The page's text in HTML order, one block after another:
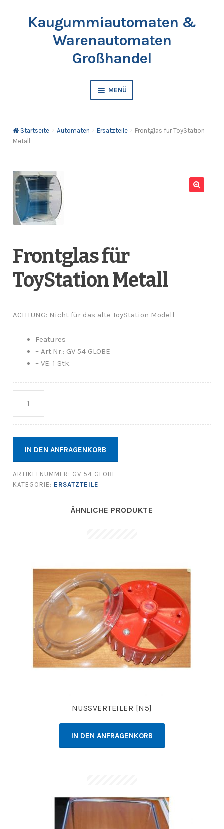
SpringeKaugummiautomaten &
Warenautomaten
Großhandel
MENÜ
Kaugummis
Kapselfüllware
Katalog & Preisliste bestellen
Startseite Automaten Ersatzteile
Frontglas für ToyStation
Metall
Frontglas für
ToyStation Metall
ACHTUNG: Nicht für das alte ToyStation Modell
Features
– Art.Nr.: GV 54 GLOBE
– VE: 1 Stk.
IN DEN ANFRAGENKORB
ARTIKELNUMMER: GV 54 GLOBE
KATEGORIE: ERSATZTEILE
ÄHNLICHE PRODUKTE
NUSSVERTEILER [N5]
IN DEN ANFRAGENKORB